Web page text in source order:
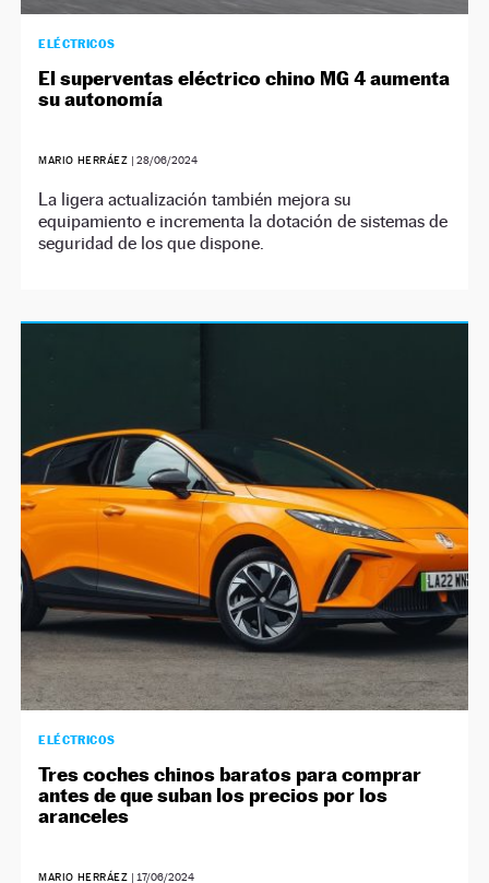
ELÉCTRICOS
El superventas eléctrico chino MG 4 aumenta
su autonomía
MARIO HERRÁEZ | 28/06/2024
La ligera actualización también mejora su
equipamiento e incrementa la dotación de sistemas de
seguridad de los que dispone.
ELÉCTRICOS
Tres coches chinos baratos para comprar
antes de que suban los precios por los
aranceles
MARIO HERRÁEZ | 17/06/2024